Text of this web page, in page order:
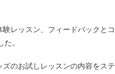
レッスン、フィードバックと
。
のお試しレッスンの内容をス